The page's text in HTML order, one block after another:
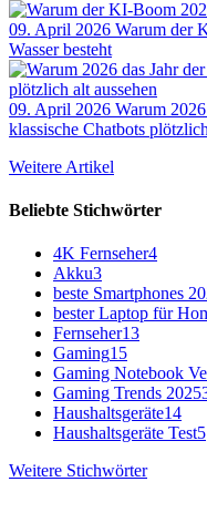
09. April 2026 Warum der
Wasser besteht
09. April 2026 Warum
klassische Chatbots
Weitere Artikel
Beliebte Stichwörter
4K Fernseher4
Akku3
beste Smartphones
bester Laptop für
Fernseher13
Gaming15
Gaming Notebook
Gaming Trends 2025
Haushaltsgeräte14
Haushaltsgeräte Test5
Weitere Stichwörter